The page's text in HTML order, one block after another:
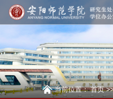
当前位置： 首页